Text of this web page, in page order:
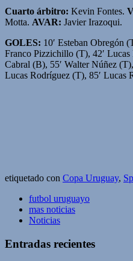
Cuarto árbitro: Kevin Fontes.
Motta. AVAR: Javier Irazoqui.
GOLES: 10′ Esteban Obregón
Franco Pizzichillo (T), 42′
Cabral (B), 55′ Walter Núñez
Lucas Rodríguez (T), 85′ Lucas
etiquetado con Copa Uruguay,
futbol uruguayo
mas noticias
Noticias
Entradas recientes